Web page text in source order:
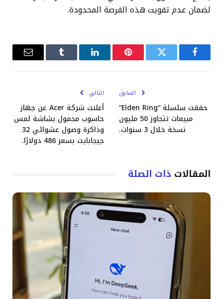
لضمان عدم تفويت هذه الفرصة المحدودة.
فيسبوكتويتر بينتيريستلينكدإن Tumblrالبريد
السابق
حققت سلسلة “Elden Ring”
مبيعات تتجاوز 50 مليون
نسخة خلال 3 سنوات.
التالي
أعلنت شركة Acer عن جهاز
حاسوب محمول بشاشة لمس
وذاكرة وصول عشوائي 32
جيجابايت بسعر 486 دولارًا.
المقالات ذات الصلة